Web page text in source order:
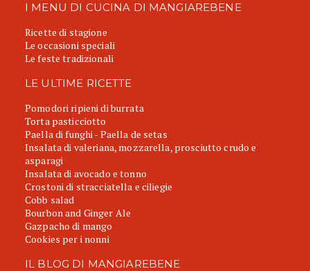
I MENU DI CUCINA DI MANGIAREBENE
Ricette di stagione
Le occasioni speciali
Le feste tradizionali
LE ULTIME RICETTE
Pomodori ripieni di burrata
Torta pasticciotto
Paella di funghi - Paella de setas
Insalata di valeriana, mozzarella, prosciutto crudo e
asparagi
Insalata di avocado e tonno
Crostoni di stracciatella e ciliegie
Cobb salad
Bourbon and Ginger Ale
Gazpacho di mango
Cookies per i nonni
IL BLOG DI MANGIAREBENE